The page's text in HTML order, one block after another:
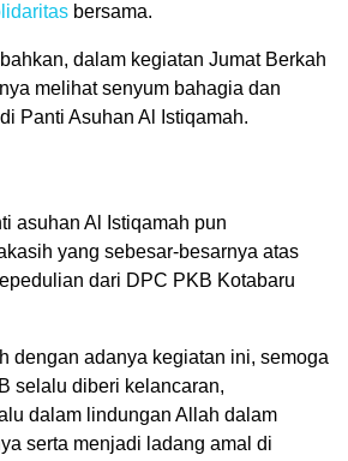
bersama.
dalam kegiatan Jumat Berkah
melihat senyum bahagia dan
Panti Asuhan Al Istiqamah.
asuhan Al Istiqamah pun
yang sebesar-besarnya atas
dari DPC PKB Kotabaru
dengan adanya kegiatan ini, semoga
selalu diberi kelancaran,
dalam lindungan Allah dalam
serta menjadi ladang amal di